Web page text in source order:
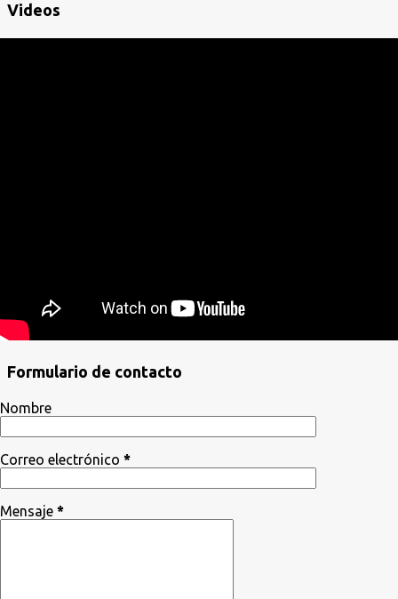
Videos
Formulario de contacto
Nombre
Correo electrónico *
Mensaje *